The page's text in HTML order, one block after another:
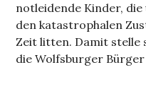
notleidende Kinder,
den katastrophalen
Zeit litten. Damit stelle
die Wolfsburger